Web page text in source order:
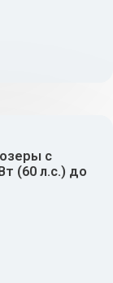
с
(60 л.с.) до